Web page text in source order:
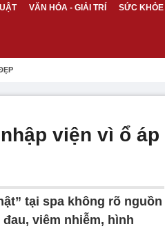
VĂN HÓA - GIẢI TRÍ SỨC KHỎE
viện vì ổ áp
tại spa không rõ nguồn
viêm nhiễm, hình